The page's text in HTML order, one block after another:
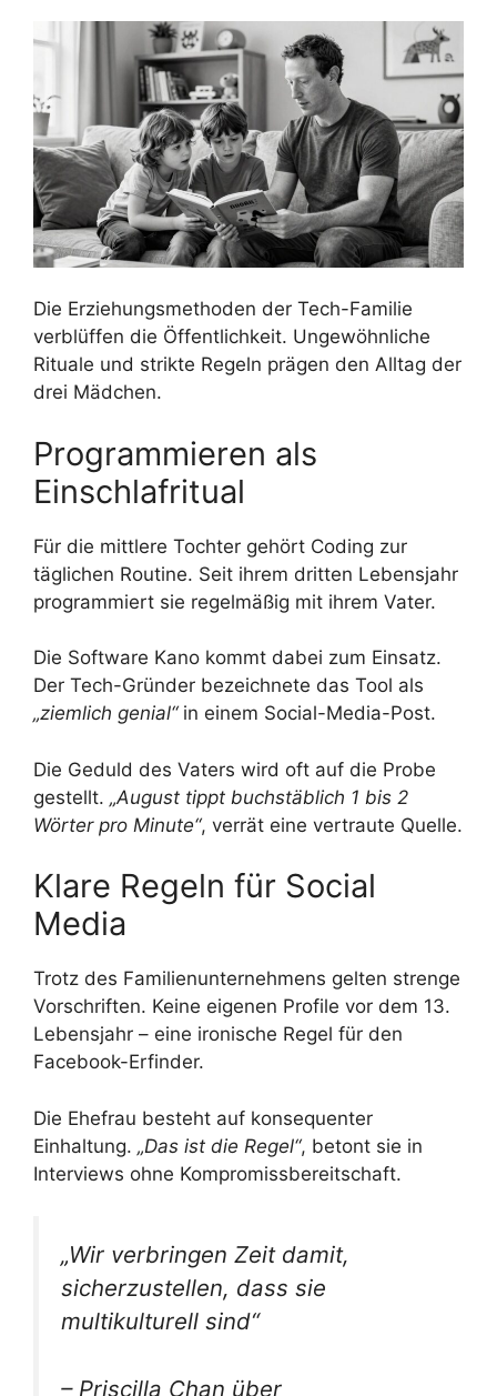
Die Erziehungsmethoden der Tech-Familie
verblüffen die Öffentlichkeit. Ungewöhnliche
Rituale und strikte Regeln prägen den Alltag der
drei Mädchen.
Programmieren als
Einschlafritual
Für die mittlere Tochter gehört Coding zur
täglichen Routine. Seit ihrem dritten Lebensjahr
programmiert sie regelmäßig mit ihrem Vater.
Die Software Kano kommt dabei zum Einsatz.
Der Tech-Gründer bezeichnete das Tool als
„ziemlich genial“in einem Social-Media-Post.
Die Geduld des Vaters wird oft auf die Probe
gestellt. „August tippt buchstäblich 1 bis 2
Wörter pro Minute“, verrät eine vertraute Quelle.
Klare Regeln für Social
Media
Trotz des Familienunternehmens gelten strenge
Vorschriften. Keine eigenen Profile vor dem 13.
Lebensjahr – eine ironische Regel für den
Facebook-Erfinder.
Die Ehefrau besteht auf konsequenter
Einhaltung. „Das ist die Regel“, betont sie in
Interviews ohne Kompromissbereitschaft.
„Wir verbringen Zeit damit,
sicherzustellen, dass sie
multikulturell sind“
– Priscilla Chan über